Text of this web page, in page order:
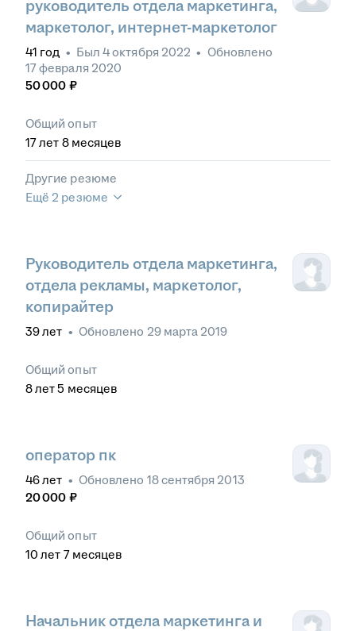
руководитель отдела маркетинга,
маркетолог, интернет-маркетолог
41 год • Был 4 октября 2022 • Обновлено
17 февраля 2020
50 000 ₽
Общий опыт
17лет 8 месяцев
Другие резюме
Ещё 2 резюме
Руководитель отдела маркетинга,
отдела рекламы, маркетолог,
копирайтер
39лет • Обновлено 29 марта 2019
Общий опыт
8лет 5 месяцев
оператор пк
46лет • Обновлено 18 сентября 2013
20 000 ₽
Общий опыт
10 лет 7 месяцев
Начальник отдела маркетинга и